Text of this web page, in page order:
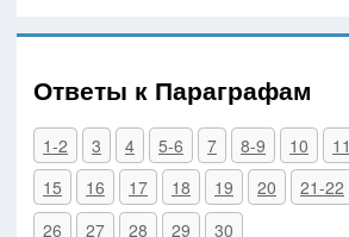
Ответы к Параграфам
1-2 3 4 5-6 7 8-9 10 11
15
16 17 18 19 20 21-22
26
27 28 29 30